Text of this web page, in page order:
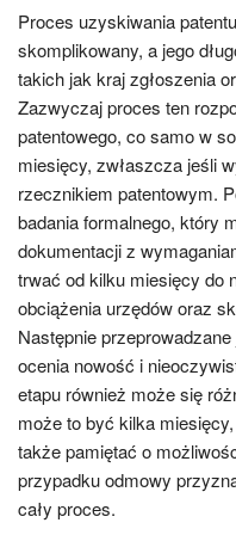
Proces uzyskiwania
skomplikowany, a jego
takich jak kraj zgłoszenia
Zazwyczaj proces ten
patentowego, co samo w
miesięcy, zwłaszcza jeśli
rzecznikiem patentowym.
badania formalnego, który
dokumentacji z
trwać od kilku miesięcy do
obciążenia urzędów oraz
Następnie
ocenia nowość i
etapu również może się
może to być kilka
także pamiętać o
przypadku odmowy
cały proces.